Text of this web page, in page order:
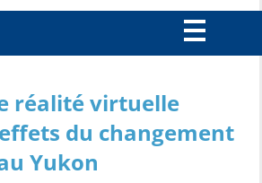
réalité virtuelle
du changement
Yukon